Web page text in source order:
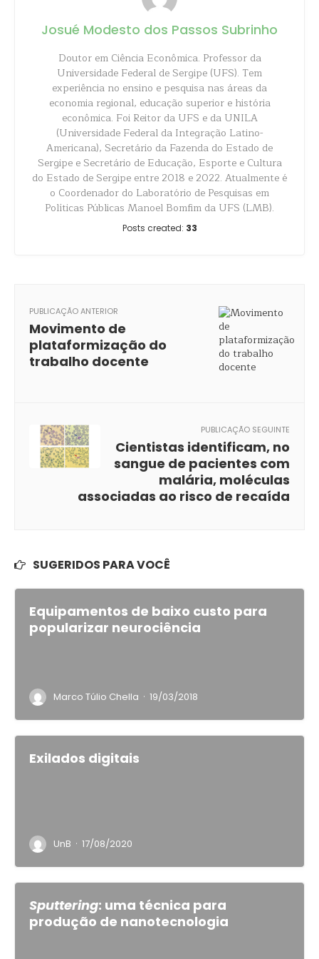
Josué Modesto dos Passos Subrinho
Doutor em Ciência Econômica. Professor da
Universidade Federal de Sergipe (UFS). Tem
experiência no ensino e pesquisa nas áreas da
economia regional, educação superior e história
econômica. Foi Reitor da UFS e da UNILA
(Universidade Federal da Integração Latino-
Americana), Secretário da Fazenda do Estado de
Sergipe e Secretário de Educação, Esporte e Cultura
do Estado de Sergipe entre 2018 e 2022. Atualmente é
o Coordenador do Laboratório de Pesquisas em
Políticas Públicas Manoel Bomfim da UFS (LMB).
Posts created: 33
PUBLICAÇÃO ANTERIOR
Movimento de
plataformização do
trabalho docente
PUBLICAÇÃO SEGUINTE
Cientistas identificam, no
sangue de pacientes com
malária, moléculas
associadas ao risco de recaída
SUGERIDOS PARA VOCÊ
Equipamentos de baixo custo para
popularizar neurociência
Marco Túlio Chella · 19/03/2018
Exilados digitais
UnB · 17/08/2020
Sputtering: uma técnica para
produção de nanotecnologia